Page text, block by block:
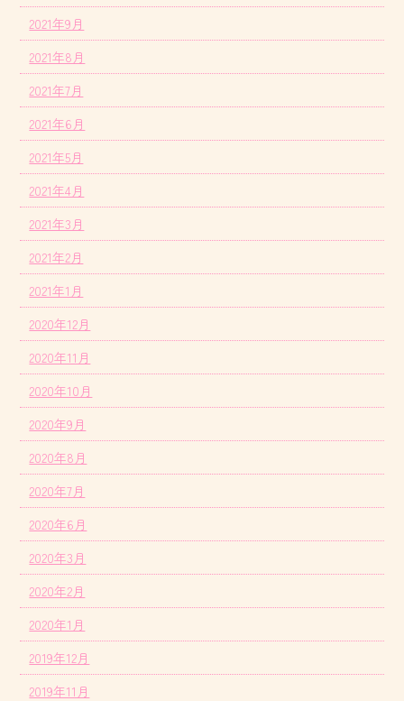
2021年9月
2021年8月
2021年7月
2021年6月
2021年5月
2021年4月
2021年3月
2021年2月
2021年1月
2020年12月
2020年11月
2020年10月
2020年9月
2020年8月
2020年7月
2020年6月
2020年3月
2020年2月
2020年1月
2019年12月
2019年11月